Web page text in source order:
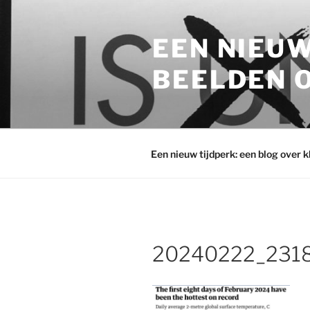
EEN
BEELDEN
Een nieuw tijdperk: een blog over